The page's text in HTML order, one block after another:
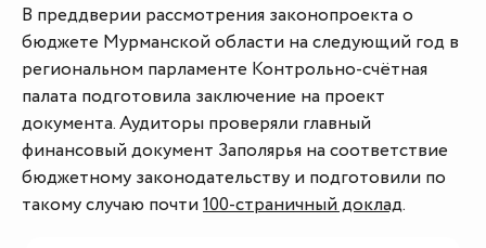
В преддверии рассмотрения законопроекта о
бюджете Мурманской области на следующий год в
региональном парламенте Контрольно-счётная
палата подготовила заключение на проект
документа. Аудиторы проверяли главный
финансовый документ Заполярья на соответствие
бюджетному законодательству и подготовили по
такому случаю почти100-страничный доклад.